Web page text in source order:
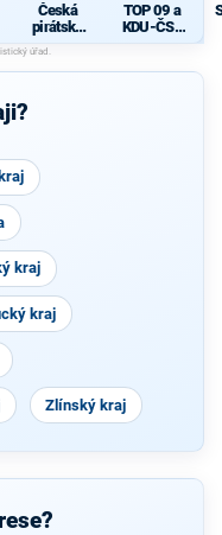
Česká
pirátská
strana
TOP 09 a
KDU-ČSL
- Společně
Čechy
kraj
kraj
Zlínský kraj